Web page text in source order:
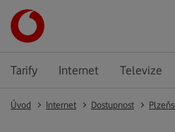
Tarify Internet Televize
Úvod Internet Dostupnost